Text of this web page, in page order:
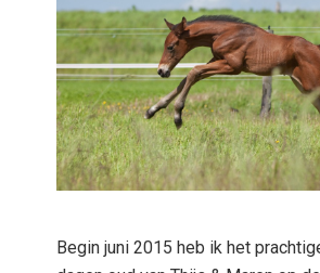
Begin juni 2015 heb ik het